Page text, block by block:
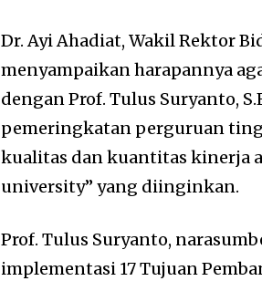
Dr. Ayi Ahadiat, Wakil Rektor
menyampaikan harapannya
dengan Prof. Tulus Suryanto,
pemeringkatan perguruan
kualitas dan kuantitas kinerja
university” yang diinginkan.
Prof. Tulus Suryanto,
implementasi 17 Tujuan